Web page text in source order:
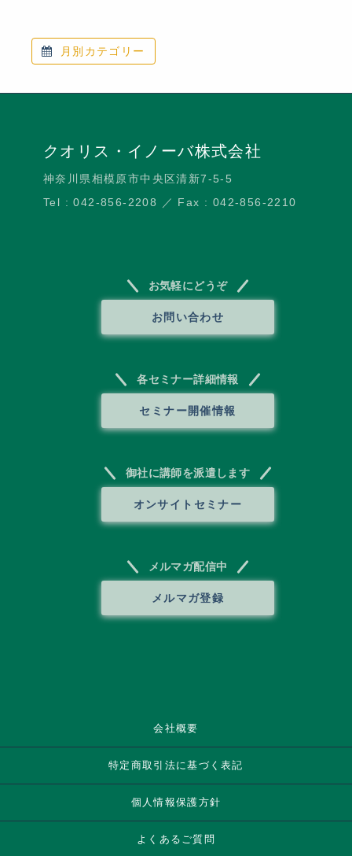
月別カテゴリー
クオリス・イノーバ株式会社
神奈川県相模原市中央区清新7-5-5
Tel : 042-856-2208 ／ Fax : 042-856-2210
お気軽にどうぞ
お問い合わせ
各セミナー詳細情報
セミナー開催情報
御社に講師を派遣します
オンサイトセミナー
メルマガ配信中
メルマガ登録
会社概要
特定商取引法に基づく表記
個人情報保護方針
よくあるご質問